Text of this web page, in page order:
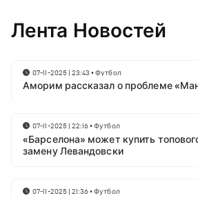
Лента Новостей
07-11-2025 | 23:43 •Футбол
Аморим рассказал о проблеме
07-11-2025 | 22:16•Футбол
«Барселона» может купить
замену Левандовски
07-11-2025 | 21:36•Футбол